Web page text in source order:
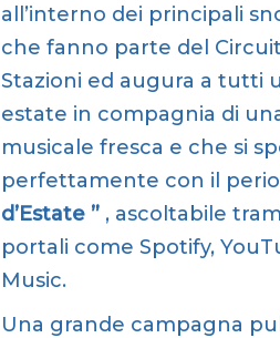
all’interno dei principali
che fanno parte del
Stazioni ed augura a tutti
estate in compagnia di
musicale fresca e che si
perfettamente con il
d’Estate ” , ascoltabile
portali come Spotify,
Music.
Una grande campagna